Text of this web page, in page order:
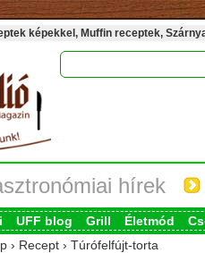
képekkel, Muffin receptek,
hírek
UFF blog Grill Életmód
› Recept › Túrófelfújt-torta